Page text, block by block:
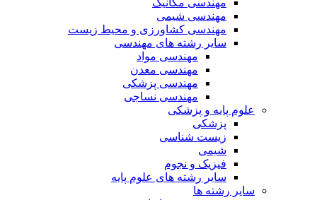
مهندسی شیمی
مهندسی کشاورزی و محیط زیست
سایر رشته های مهندسی
مهندسی مواد
مهندسی معدن
مهندسی پزشکی
مهندسی نساجی
علوم پایه و پزشکی
پزشکی
زیست شناسی
شیمی
فیزیک و نجوم
سایر رشته های علوم پایه
سایر رشته ها